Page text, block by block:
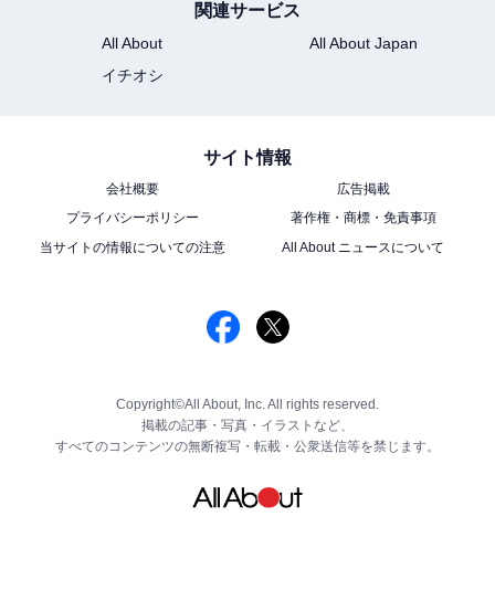
関連サービス
All About
All About Japan
イチオシ
サイト情報
会社概要
広告掲載
プライバシーポリシー
著作権・商標・免責事項
当サイトの情報についての注意
All About ニュースについて
Copyright©All About, Inc. All rights reserved.
掲載の記事・写真・イラストなど、
すべてのコンテンツの無断複写・転載・公衆送信等を禁じます。